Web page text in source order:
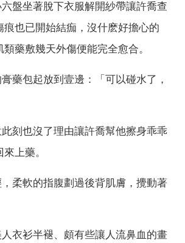
坐著脫下衣服解開紗帶讓許喬查
痕也已開始結痂，沒什麽好擔心的
藥敷幾天外傷便能完全愈合。
包起放到壹邊：「可以碰水了，
刻也沒了理由讓許喬幫他擦身乖乖
上藥。
柔軟的指腹劃過後背肌膚，攪動著
衣衫半褪、頗有些讓人流鼻血的畫